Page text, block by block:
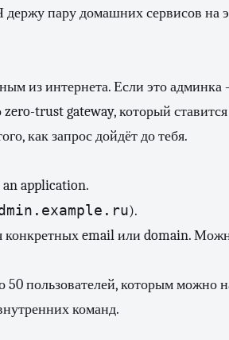
пару домашних сервисов на
из интернета. Если это
trust gateway, который
как запрос дойдёт до тебя.
application.
).
конкретных email или domain.
пользователей, которым можно
команд.